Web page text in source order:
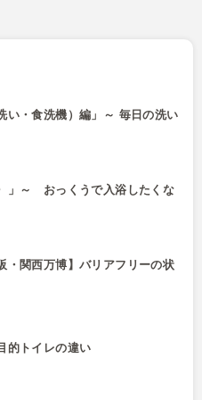
い・食洗機）編」～ 毎日の洗い
」～ おっくうで入浴したくな
・関西万博】バリアフリーの状
的トイレの違い